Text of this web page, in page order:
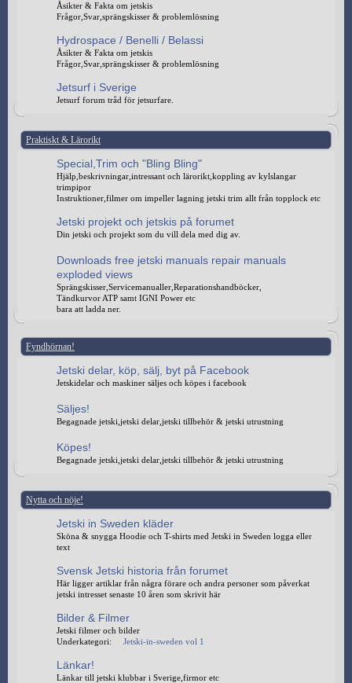
Åsikter & Fakta om jetskis
Frågor,Svar,sprängskisser & problemlösning
Hydrospace / Benelli / Belassi
Åsikter & Fakta om jetskis
Frågor,Svar,sprängskisser & problemlösning
Jetsurf i Sverige
Jetsurf forum tråd för jetsurfare.
Praktiskt & Lärorikt
Special,Trim och "Bling Bling"
Hjälp,beskrivningar,intressant och lärorikt,koppling av kylslangar
trimpipor
Instruktioner,filmer om impeller lagning jetski trim allt från topplock etc
Jetski projekt och jetskis på forumet
Din jetski och projekt som du vill dela med dig av.
Downloads free jetski manuals repair manuals
exploded views
Sprängskisser,Servicemanualler,Reparationshandböcker,
Tändkurvor ATP samt IGNI Power etc
bara att ladda ner.
Fyndhörnan!
Jetski delar, köp, sälj, byt på Facebook
Jetskidelar och maskiner säljes och köpes i facebook
Säljes!
Begagnade jetski,jetski delar,jetski tillbehör & jetski utrustning
Köpes!
Begagnade jetski,jetski delar,jetski tillbehör & jetski utrustning
Nytta och nöje!
Jetski in Sweden kläder
Sköna & snygga Hoodie och T-shirts med Jetski in Sweden logga eller
text
Svensk Jetski historia från forumet
Här ligger artiklar från några förare och andra personer som påverkat
jetski intresset senaste 10 åren som skrivit här
Bilder & Filmer
Jetski filmer och bilder
Underkategori:
Jetski-in-sweden vol 1
Länkar!
Länkar till jetski klubbar i Sverige,firmor etc